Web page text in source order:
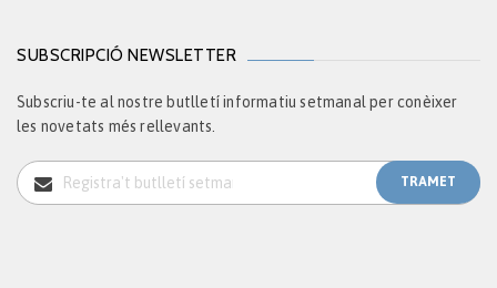
SUBSCRIPCIÓ NEWSLETTER
Subscriu-te al nostre butlletí informatiu setmanal per conèixer
les novetats més rellevants.